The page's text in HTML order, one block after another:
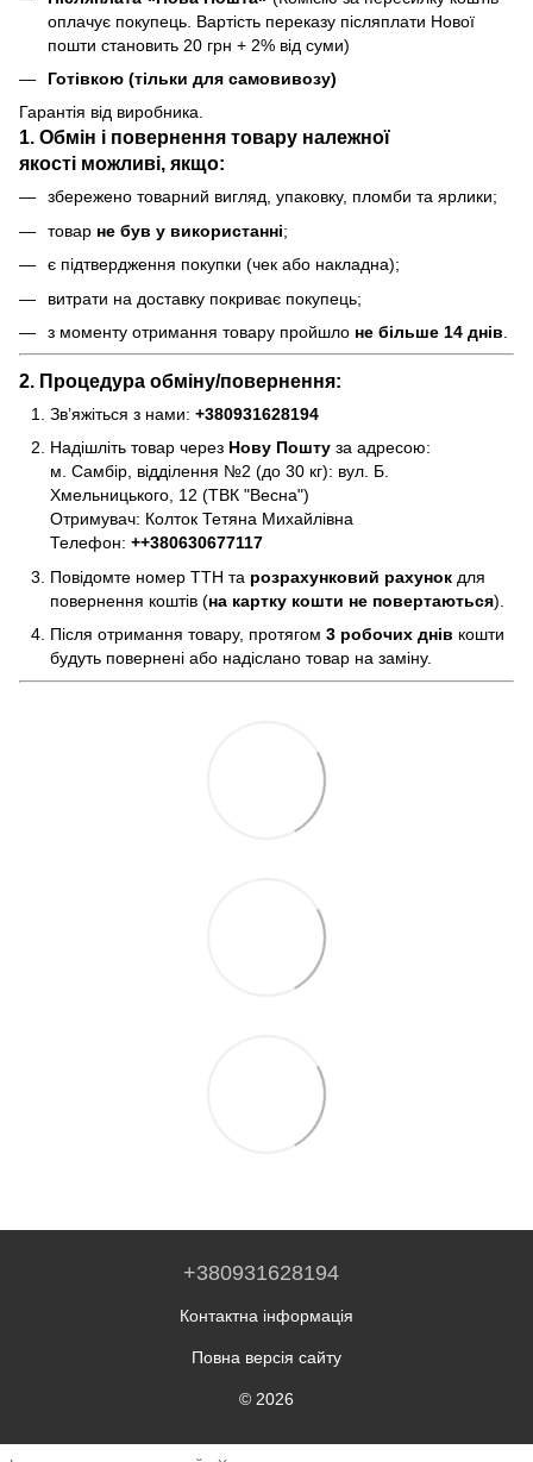
оплачує покупець. Вартість переказу післяплати Нової
пошти становить 20 грн + 2% від суми)
Готівкою (тільки для самовивозу)
Гарантія від виробника.
1. Обмін і повернення товару належної
якості можливі, якщо:
збережено товарний вигляд, упаковку, пломби та ярлики;
товар не був у використанні;
є підтвердження покупки (чек або накладна);
витрати на доставку покриває покупець;
з моменту отримання товару пройшло не більше 14 днів
2. Процедура обміну/повернення:
Зв’яжіться з нами: +380931628194
Надішліть товар через Нову Пошту за адресою:
м. Самбір, відділення №2 (до 30 кг): вул. Б.
Хмельницького, 12 (ТВК "Весна")
Отримувач: Колток Тетяна Михайлівна
Телефон: ++380630677117
Повідомте номер ТТН та розрахунковий рахунок для
повернення коштів (на картку кошти не повертаються).
Після отримання товару, протягом 3 робочих днів кошти
будуть повернені або надіслано товар на заміну.
+380931628194
Контактна інформація
Повна версія сайту
© 2026